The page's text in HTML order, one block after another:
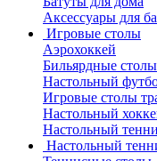
Аксессуары для
Игровые столы
Аэрохоккей
Бильярдные столы
Настольный
Игровые столы
Настольный
Настольный
Настольный